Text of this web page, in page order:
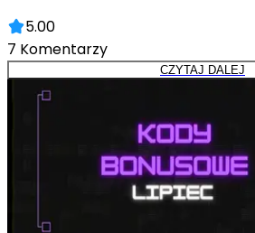
5.00
7 Komentarzy
CZYTAJ DALEJ